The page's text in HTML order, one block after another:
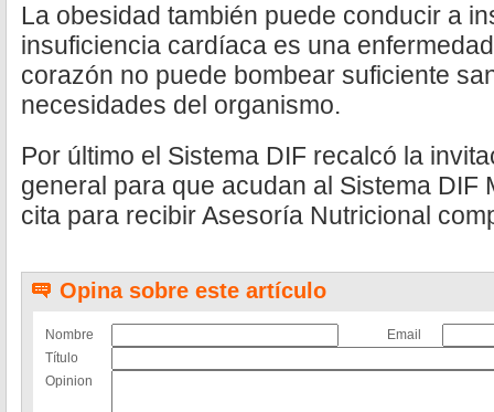
La obesidad también puede conducir a
insuficiencia cardíaca es una
corazón no puede bombear suficiente
necesidades del organismo.
Por último el Sistema DIF recalcó la
general para que acudan al Sistema DIF
cita para recibir Asesoría Nutricional
Opina sobre este artículo
Nombre
Email
Título
Opinion